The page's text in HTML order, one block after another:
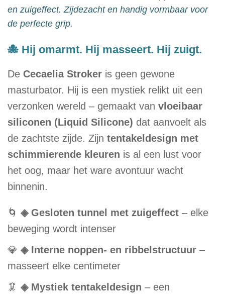
en zuigeffect. Zijdezacht en handig vormbaar voor
de perfecte grip.
🐙 Hij omarmt. Hij masseert. Hij zuigt.
De Cecaelia Stroker is geen gewone
masturbator. Hij is een mystiek relikt uit een
verzonken wereld – gemaakt van vloeibaar
siliconen (Liquid Silicone) dat aanvoelt als
de zachtste zijde. Zijn tentakeldesign met
schimmierende kleuren is al een lust voor
het oog, maar het ware avontuur wacht
binnenin.
🌀 ◈ Gesloten tunnel met zuigeffect – elke
beweging wordt intenser
💎 ◈ Interne noppen- en ribbelstructuur –
masseert elke centimeter
🦑 ◈ Mystiek tentakeldesign – een